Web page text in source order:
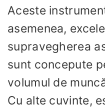
Aceste
asemenea,
supravegherea
sunt concepute
volumul de
Cu alte cuvinte,